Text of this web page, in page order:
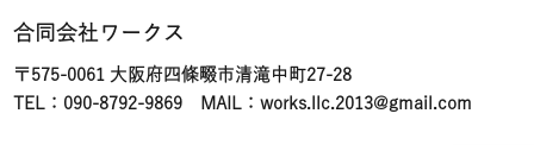
合同会社ワークス
〒575-0061 大阪府四條畷市清滝中町27-28
TEL：090-8792-9869 MAIL：works.llc.2013@gmail.com